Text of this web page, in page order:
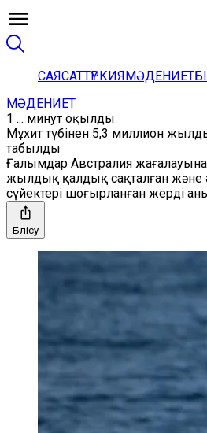
САЯСАТТҮРКИЯМӘДЕНИЕТ
МӘДЕНИЕТ
1 ... минут оқылды
Мұхит түбінен 5,3 миллион
табылды
Ғалымдар Австралия
жылдық қалдық сақталған және
сүйектері шоғырланған жерді
Бөлісу